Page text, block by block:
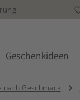
Geschenkideen
nach Geschmack